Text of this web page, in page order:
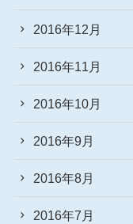
2016年12月
2016年11月
2016年10月
2016年9月
2016年8月
2016年7月